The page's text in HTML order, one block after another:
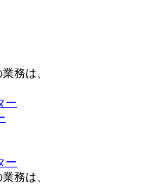
務は、
ー
ー
務は、